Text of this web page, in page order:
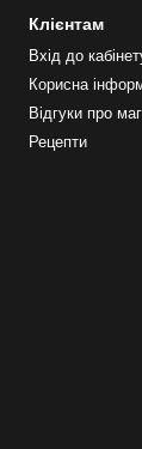
Клієнтам
Вхід до
Корисна
Відгуки про
Рецепти